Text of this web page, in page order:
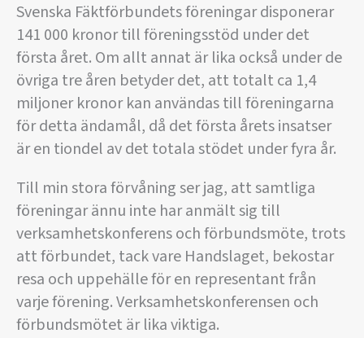
Svenska Fäktförbundets föreningar disponerar
141 000 kronor till föreningsstöd under det
första året. Om allt annat är lika också under de
övriga tre åren betyder det, att totalt ca 1,4
miljoner kronor kan användas till föreningarna
för detta ändamål, då det första årets insatser
är en tiondel av det totala stödet under fyra år.
Till min stora förvåning ser jag, att samtliga
föreningar ännu inte har anmält sig till
verksamhetskonferens och förbundsmöte, trots
att förbundet, tack vare Handslaget, bekostar
resa och uppehälle för en representant från
varje förening. Verksamhetskonferensen och
förbundsmötet är lika viktiga.